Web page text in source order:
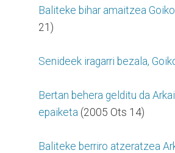
Baliteke bihar amaitzea
21)
Senideek iragarri bezala,
Bertan behera gelditu da
epaiketa (2005 Ots 14)
Baliteke berriro atzeratzea